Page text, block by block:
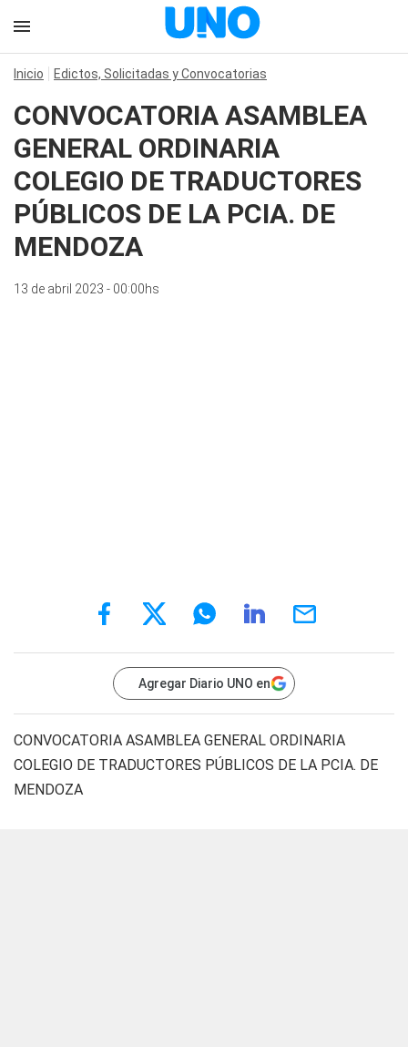
Inicio Edictos, Solicitadas y Convocatorias
CONVOCATORIA ASAMBLEA
GENERAL ORDINARIA
COLEGIO DE TRADUCTORES
PÚBLICOS DE LA PCIA. DE
MENDOZA
13 de abril 2023 - 00:00hs
Agregar Diario UNO en
CONVOCATORIA ASAMBLEA GENERAL ORDINARIA
COLEGIO DE TRADUCTORES PÚBLICOS DE LA PCIA. DE
MENDOZA